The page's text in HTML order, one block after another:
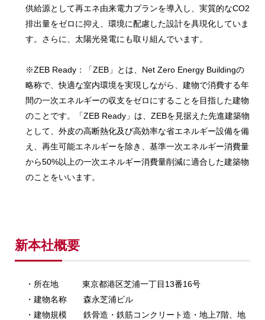
供給源として再エネ由来電力プランを導入し、実質的なCO2
排出量をゼロに抑え、環境に配慮した設計を具現化していま
す。さらに、太陽光発電にも取り組んでいます。
※ZEB Ready：「ZEB」とは、Net Zero Energy Buildingの
略称で、快適な室内環境を実現しながら、建物で消費する年
間の一次エネルギーの収支をゼロにすることを目指した建物
のことです。「ZEB Ready」は、ZEBを見据えた先進建築物
として、外皮の高断熱化及び高効率な省エネルギー設備を備
え、再生可能エネルギーを除き、基準一次エネルギー消費量
から50%以上の一次エネルギー消費量削減に適合した建築物
のことをいいます。
新本社概要
・所在地 東京都港区芝浦一丁目13番16号
・建物名称 森永芝浦ビル
・建物規模 鉄骨造・鉄筋コンクリート造・地上7階、地